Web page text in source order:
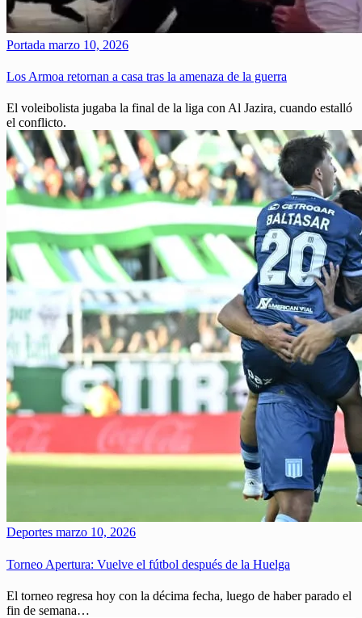
Portada marzo 10, 2026
Los Armoa retornan a casa tras la amenaza de la guerra
El voleibolista jugaba la final de la liga con Al Jazira, cuando estalló
el conflicto.
Deportes marzo 10, 2026
Torneo Apertura: Vuelve el fútbol después de la Huelga
El torneo regresa hoy con la décima fecha, luego de haber parado el
fin de semana…